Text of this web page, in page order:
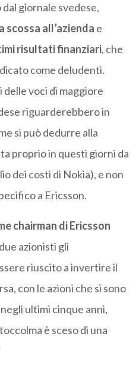
giornale svedese,
scossa all’azienda e
risultati finanziari, che
come deludenti.
voci di maggiore
riguarderebbero in
si può dedurre alla
proprio in questi giorni da
dei costi di Nokia), e non
a Ericsson.
chairman di Ericsson
azionisti gli
riuscito a invertire il
con le azioni che si sono
ultimi cinque anni,
è sceso di una